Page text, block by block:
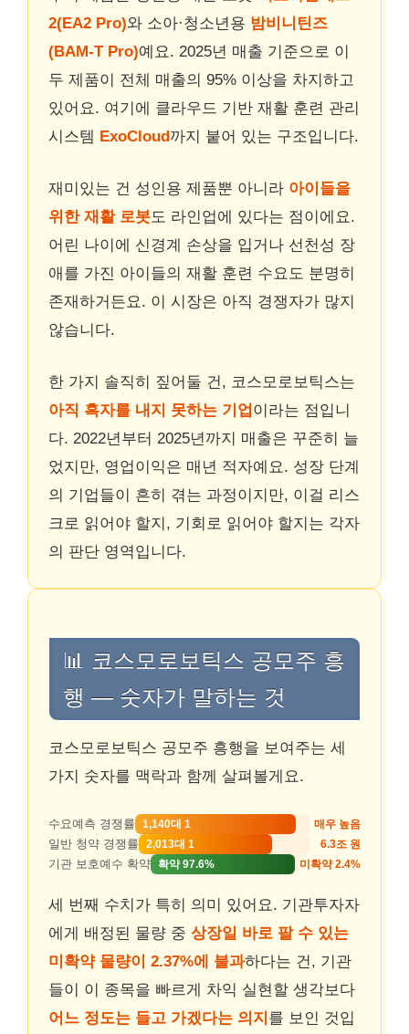
2(EA2 Pro)와 소아·청소년용 밤비니틴즈
(BAM-T Pro)예요. 2025년 매출 기준으로 이
두 제품이 전체 매출의 95% 이상을 차지하고
있어요. 여기에 클라우드 기반 재활 훈련 관리
시스템 ExoCloud까지 붙어 있는 구조입니다.
재미있는 건 성인용 제품뿐 아니라 아이들을
위한 재활 로봇도 라인업에 있다는 점이에요.
어린 나이에 신경계 손상을 입거나 선천성 장
애를 가진 아이들의 재활 훈련 수요도 분명히
존재하거든요. 이 시장은 아직 경쟁자가 많지
않습니다.
한 가지 솔직히 짚어둘 건, 코스모로보틱스는
아직 흑자를 내지 못하는 기업 이라는 점입니
다. 2022년부터 2025년까지 매출은 꾸준히 늘
었지만, 영업이익은 매년 적자예요. 성장 단계
의 기업들이 흔히 겪는 과정이지만, 이걸 리스
크로 읽어야 할지, 기회로 읽어야 할지는 각자
의 판단 영역입니다.
📊 코스모로보틱스 공모주 흥
행 — 숫자가 말하는 것
코스모로보틱스 공모주 흥행을 보여주는 세
가지 숫자를 맥락과 함께 살펴볼게요.
수요예측 경쟁률 1,140대 1
매우 높음
일반 청약 경쟁률
2,013대 1
6.3조 원
기관 보호예수 확약
확약 97.6% 미확약 2.4%
세 번째 수치가 특히 의미 있어요. 기관투자자
에게 배정된 물량 중 상장일 바로 팔 수 있는
미확약 물량이 2.37%에 불과하다는 건, 기관
들이 이 종목을 빠르게 차익 실현할 생각보다
어느 정도는 들고 가겠다는 의지 를 보인 것입